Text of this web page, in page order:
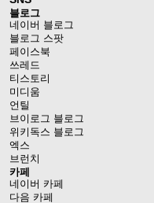
블로그
네이버 블로그
블로그 스팟
페이스북
쓰레드
티스토리
미디움
언틸
브이로그 블로그
위키독스 블로그
엑스
브런치
카페
네이버 카페
다음 카페